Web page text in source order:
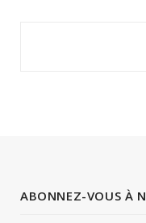
ABONNEZ-VOUS À